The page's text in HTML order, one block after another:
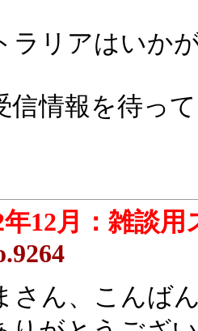
ラリアはいか
情報を待っ
年12月：雑談
さん、こんば